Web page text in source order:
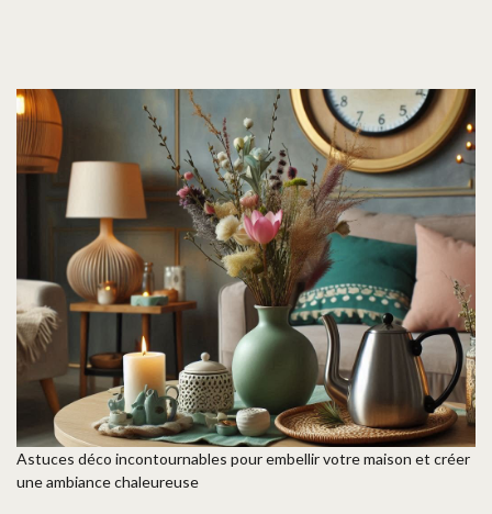
Astuces déco incontournables pour embellir votre maison et créer
une ambiance chaleureuse